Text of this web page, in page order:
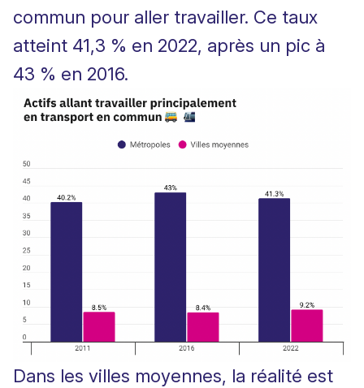
commun pour aller travailler. Ce taux
atteint 41,3 % en 2022, après un pic à
43 % en 2016.
Dans les villes moyennes, la réalité est